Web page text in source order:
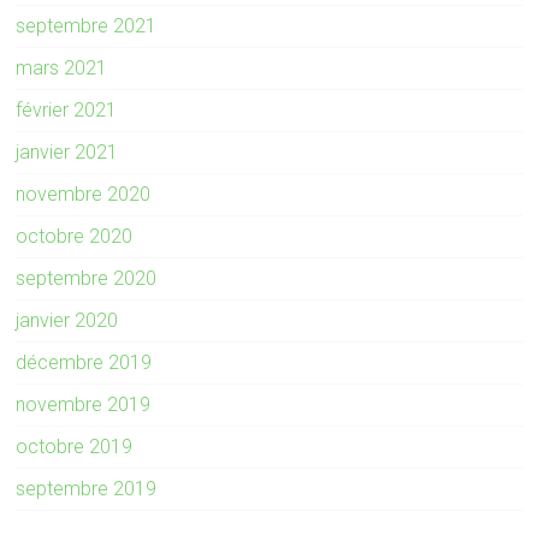
septembre 2021
mars 2021
février 2021
janvier 2021
novembre 2020
octobre 2020
septembre 2020
janvier 2020
décembre 2019
novembre 2019
octobre 2019
septembre 2019